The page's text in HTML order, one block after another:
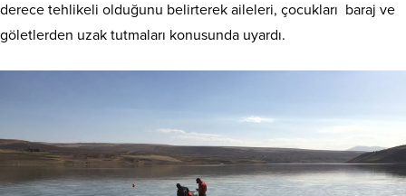
derece tehlikeli olduğunu belirterek aileleri, çocukları baraj ve
göletlerden uzak tutmaları konusunda uyardı.